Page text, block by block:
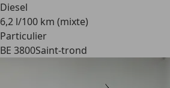
Diesel
6,2 l/100 km (mixte)
Particulier
BE 3800Saint-trond